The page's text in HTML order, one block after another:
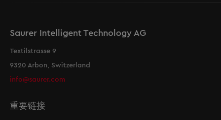
Saurer Intelligent Technology AG
Textilstrasse 9
9320 Arbon, Switzerland
info@saurer.com
重要链接